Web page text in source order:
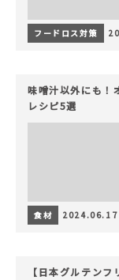
フードロス対策
味噌汁以外にも！
レシピ5選
食材 2024.06.17
【日本グルテン